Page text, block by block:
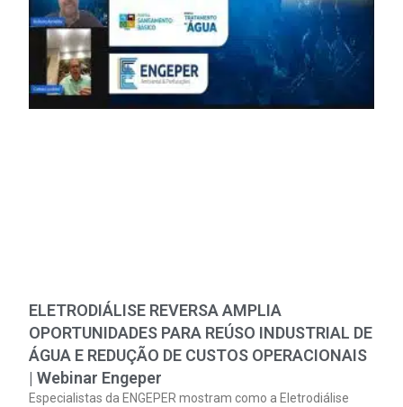
ELETRODIÁLISE REVERSA AMPLIA
OPORTUNIDADES PARA REÚSO INDUSTRIAL DE
ÁGUA E REDUÇÃO DE CUSTOS OPERACIONAIS
| Webinar Engeper
Especialistas da ENGEPER mostram como a Eletrodiálise